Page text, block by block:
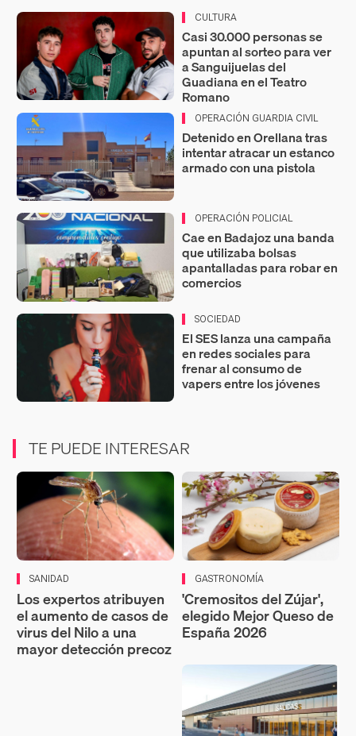
CULTURA
Casi 30.000 personas se
apuntan al sorteo para ver
a Sanguijuelas del
Guadiana en el Teatro
Romano
OPERACIÓN GUARDIA CIVIL
Detenido en Orellana tras
intentar atracar un estanco
armado con una pistola
OPERACIÓN POLICIAL
Cae en Badajoz una banda
que utilizaba bolsas
apantalladas para robar en
comercios
SOCIEDAD
El SES lanza una campaña
en redes sociales para
frenar al consumo de
vapers entre los jóvenes
TE PUEDE INTERESAR
SANIDAD
Los expertos atribuyen
el aumento de casos de
virus del Nilo a una
mayor detección precoz
GASTRONOMÍA
'Cremositos del Zújar',
elegido Mejor Queso de
España 2026